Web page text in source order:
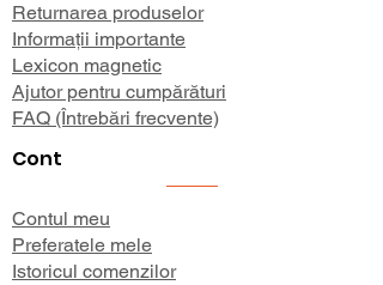
Returnarea produselor
Informații importante
Lexicon magnetic
Ajutor pentru cumpărături
FAQ (Întrebări frecvente)
Cont
Contul meu
Preferatele mele
Istoricul comenzilor